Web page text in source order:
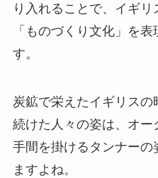
り入れることで、イギ
「ものづくり文化」を
す。
炭鉱で栄えたイギリス
続けた人々の姿は、オー
手間を掛けるタンナーの
ますよね。